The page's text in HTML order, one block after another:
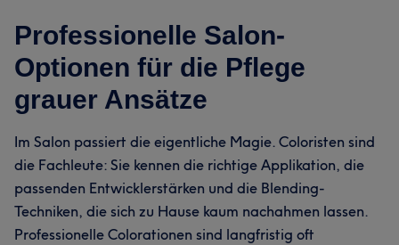
Professionelle Salon-
Optionen für die Pflege
grauer Ansätze
Im Salon passiert die eigentliche Magie. Coloristen sind
die Fachleute: Sie kennen die richtige Applikation, die
passenden Entwicklerstärken und die Blending-
Techniken, die sich zu Hause kaum nachahmen lassen.
Professionelle Colorationen sind langfristig oft